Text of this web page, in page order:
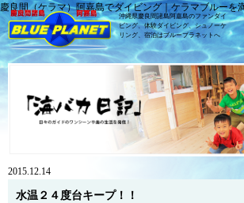
慶良間（ケラマ）阿嘉島でダイビング｜ケラマブルーを
沖縄県慶良間諸島阿嘉島のファンダイ
ビング、体験ダイビング、シュノーケ
リング、宿泊はブループラネットへ
2015.12.14
水温２４度台キープ！！